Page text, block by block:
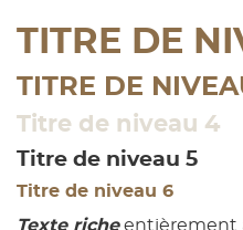
TITRE DE
TITRE DE
Titre de niveau 4
Titre de niveau 5
Titre de niveau 6
Texte richeentièrement